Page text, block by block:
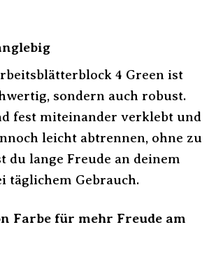
4 Green ist
sondern auch robust.
fest miteinander verklebt und
leicht abtrennen, ohne zu
du lange Freude an deinem
täglichem Gebrauch.
Farbe für mehr Freude am